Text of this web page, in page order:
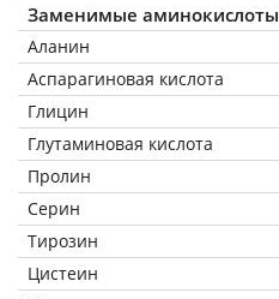
Заменимые аминокислоты
Аланин
Аспарагиновая кислота
Глицин
Глутаминовая кислота
Пролин
Серин
Тирозин
Цистеин